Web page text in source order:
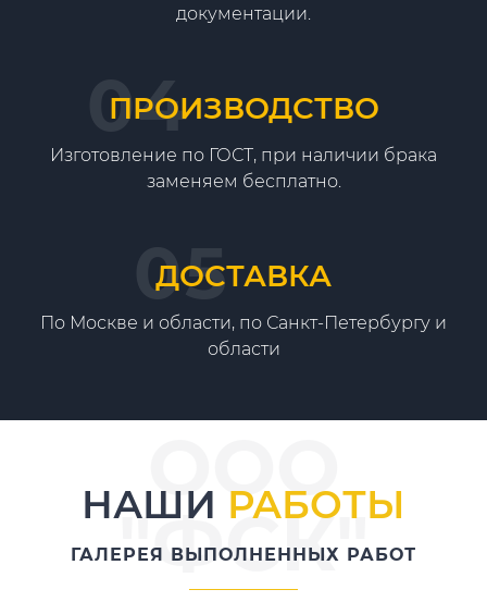
документации.
ПРОИЗВОДСТВО
Изготовление по ГОСТ, при наличии брака
заменяем бесплатно.
ДОСТАВКА
По Москве и области, по Санкт-Петербургу и
области
НАШИ РАБОТЫ
ООО
"ФСК"
ГАЛЕРЕЯ ВЫПОЛНЕННЫХ РАБОТ